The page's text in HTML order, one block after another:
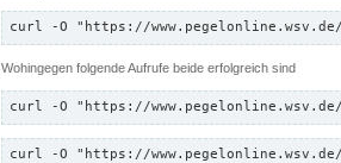
curl -O "https://www.pegelonline.wsv.de/
Wohingegen folgende Aufrufe beide erfolgreich sind
curl -O "https://
curl -O "https://